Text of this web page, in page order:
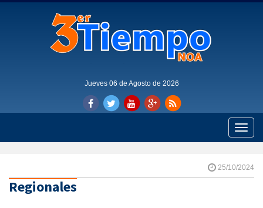
Jueves 06 de Agosto de 2026
Toggle
25/10/2024
Regionales